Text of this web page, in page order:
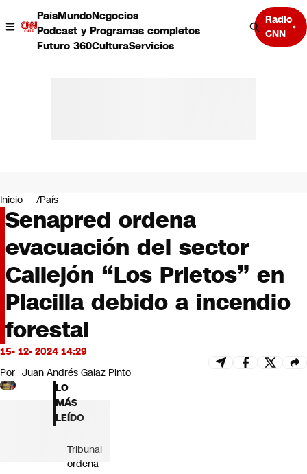
PaísMundoNegocios
Podcast y Programas completos
Futuro 360CulturaServicios
Radio
CNN
Negocios
Deportes
Programas completos
Cultura
Servicios
Bits
CNN Data
CNN tiempo
Futuro 360
Opinión
Inicio País
Senapred ordena
evacuación del sector
Callejón “Los Prietos” en
Placilla debido a incendio
forestal
15- 12- 2024 14:29
Por Juan Andrés Galaz Pinto
LO
MÁS
LEÍDO
Tribunal
ordena